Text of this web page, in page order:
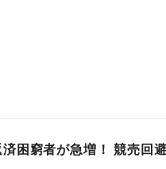
困窮者が急増！ 競売回